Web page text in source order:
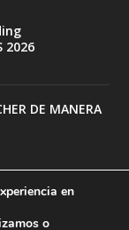
2026
DE MANERA
en
o